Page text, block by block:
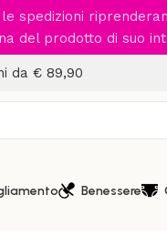
spedizioni
del prodotto di suo
da € 89,90
Benessere